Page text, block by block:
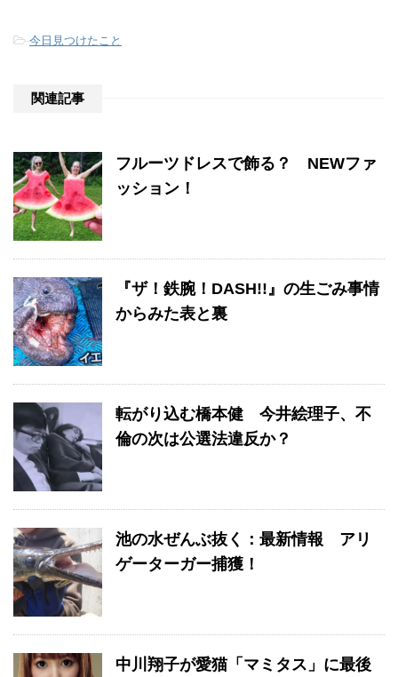
-今日見つけたこと
関連記事
フルーツドレスで飾る？ NEWファ
ッション！
『ザ！鉄腕！DASH!!』の生ごみ事情
からみた表と裏
転がり込む橋本健 今井絵理子、不
倫の次は公選法違反か？
池の水ぜんぶ抜く：最新情報 アリ
ゲーターガー捕獲！
中川翔子が愛猫「マミタス」に最後